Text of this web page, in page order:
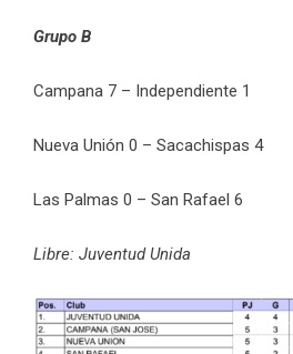
Grupo B
Campana 7 – Independiente 1
Nueva Unión 0 – Sacachispas 4
Las Palmas 0 – San Rafael 6
Libre: Juventud Unida